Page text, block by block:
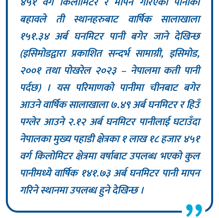
बहावले ती स्थानहरुबाट वार्षिक सालाखाला
१५१.३४ अर्ब घनमिटर पानी बगेर जाने देखिन्छ
(इसिमोडद्वारा प्रकाशित सन्दर्भ सामाग्री, इसिमोड,
२००१ तथा पोखरेल २०२३ – नेपालमा कती पानी
पर्दछ) । यस परिमाणको पानीमा चीनबाट बगेर
आउने वार्षिक सालाखाला ७.४९ अर्ब घनमिटर र हिउँ
पग्लेर आउने २.१२ अर्ब घनमिटर पानीलाई घटाउँदा
नेपालका मुख्य पहाडी क्षेत्रका १ लाख १८ हजार ४५१
वर्ग किलोमिटर क्षेत्रमा वर्षाबाट उपलब्ध भएको कुल
पानीमध्ये वार्षिक १४१.७३ अर्ब घनमिटर पानी मापन
गरिने स्थानमा उपलब्ध हुने देखिन्छ ।